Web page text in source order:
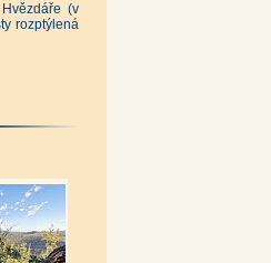
(v
rozptýlená